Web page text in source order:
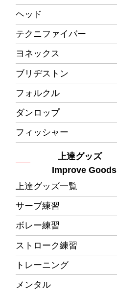
ヘッド
テクニファイバー
ヨネックス
ブリヂストン
フォルクル
ダンロップ
フィッシャー
上達グッズ
Improve Goods
上達グッズ一覧
サーブ練習
ボレー練習
ストローク練習
トレーニング
メンタル